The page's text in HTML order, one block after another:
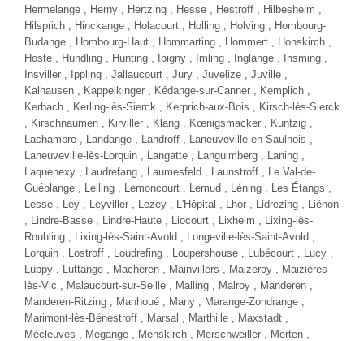
Hermelange , Herny , Hertzing , Hesse , Hestroff , Hilbesheim ,
Hilsprich , Hinckange , Holacourt , Holling , Holving , Hombourg-
Budange , Hombourg-Haut , Hommarting , Hommert , Honskirch ,
Hoste , Hundling , Hunting , Ibigny , Imling , Inglange , Insming ,
Insviller , Ippling , Jallaucourt , Jury , Juvelize , Juville ,
Kalhausen , Kappelkinger , Kédange-sur-Canner , Kemplich ,
Kerbach , Kerling-lès-Sierck , Kerprich-aux-Bois , Kirsch-lès-Sierck
, Kirschnaumen , Kirviller , Klang , Kœnigsmacker , Kuntzig ,
Lachambre , Landange , Landroff , Laneuveville-en-Saulnois ,
Laneuveville-lès-Lorquin , Langatte , Languimberg , Laning ,
Laquenexy , Laudrefang , Laumesfeld , Launstroff , Le Val-de-
Guéblange , Lelling , Lemoncourt , Lemud , Léning , Les Étangs ,
Lesse , Ley , Leyviller , Lezey , L'Hôpital , Lhor , Lidrezing , Liéhon
, Lindre-Basse , Lindre-Haute , Liocourt , Lixheim , Lixing-lès-
Rouhling , Lixing-lès-Saint-Avold , Longeville-lès-Saint-Avold
Lorquin , Lostroff , Loudrefing , Loupershouse , Lubécourt , Lucy ,
Luppy , Luttange , Macheren , Mainvillers , Maizeroy , Maizières-
lès-Vic , Malaucourt-sur-Seille , Malling , Malroy , Manderen ,
Manderen-Ritzing , Manhoué , Many , Marange-Zondrange ,
Marimont-lès-Bénestroff , Marsal , Marthille , Maxstadt ,
Mécleuves , Mégange , Menskirch , Merschweiller , Merten ,